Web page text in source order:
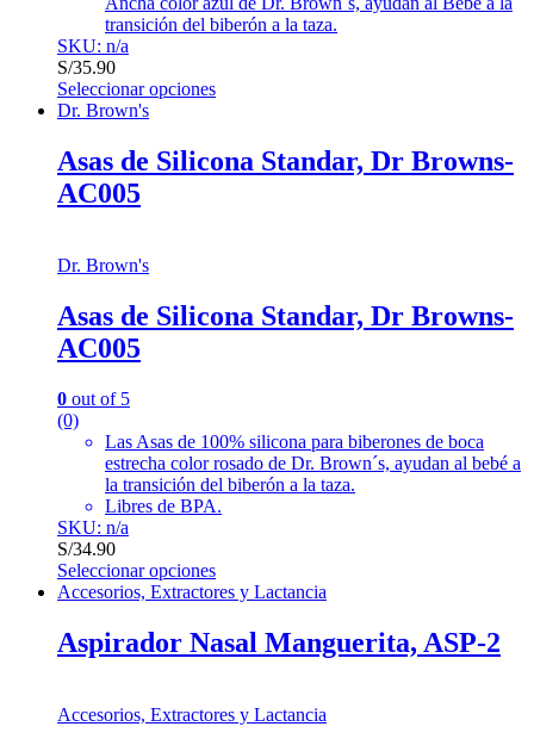
transición del biberón a la taza.
SKU: n/a
S/35.90
Seleccionar opciones
Dr. Brown's
Asas de Silicona Standar, Dr Browns-
AC005
Dr. Brown's
Asas de Silicona Standar, Dr Browns-
AC005
0 out of 5
(0)
Las Asas de 100% silicona para biberones de boca
estrecha color rosado de Dr. Brown´s, ayudan al bebé a
la transición del biberón a la taza.
Libres de BPA.
SKU: n/a
S/34.90
Seleccionar opciones
Accesorios, Extractores y Lactancia
Aspirador Nasal Manguerita, ASP-2
Accesorios, Extractores y Lactancia